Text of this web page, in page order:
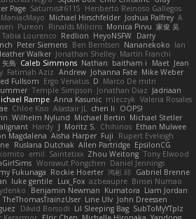
Page Saturnis#6115 Heriberto Reinoso Gallegos
ManiacMayo Michael Hirschfelder Joshua Palfrey A
Pureon Rinalds Miļicins Monica Pirvu 家俊 吴
Tabia Lourenco Redlion HeyoNSFW Darry
Peter Siemens Ben Berntsen Nananekoko Ian
Walker Jonathan Shelley Martín Franchi
矢島 Caleb Simmons Nathan baitham i Maet Jean
Fatimah Aziz Andrew Johanna Fate Mike Weber
Fullsom Ergo Venatus D Marco De mitri
Temple Simpson Jonathan Diaz Jadriaan
Rampe Anna Kasunic mleczyk Valeria Rosales
Chloe Kiso Alastair JL chen li
OOPS!
Wilhelm Nylund Michael Bertin Michael Stetler
Hardy J Moritz S. Chihirios Ethan Mulwee
Magdalena Aisha Harper Fuji
Rupert Eveleigh
Ruslana Dutchak Allen Partridge EpsilonCG
emil Saintetixx Zhou Weitong Tony Elwood
Worawut Pongchen Daniel Jennings
Fukunaga Rockie Hoerter 鸿彬 邱 Gabriel Brenne
luke gentile Lux_Fox azbeaupre Binsei Numao
Benjamin Newman Kumatora Liam Jordan
TheThomasTrainzUser Line Ulv John Dreessen
Dávid Borsodi Lil Sleeping Bag SubToMyYTplz